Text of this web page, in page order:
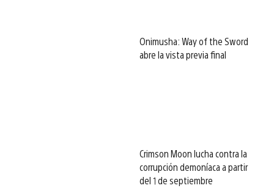
Onimusha: Way of the Sword
abre la vista previa final
Crimson Moon lucha contra la
corrupción demoníaca a partir
del 1 de septiembre